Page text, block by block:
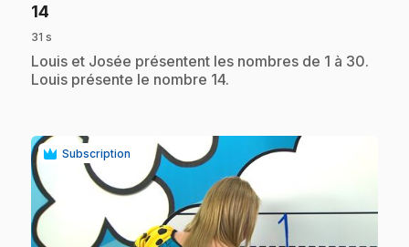
14
31 s
.Louis et Josée présentent les nombres de 1 à 30.
Louis présente le nombre 14.
Subscription